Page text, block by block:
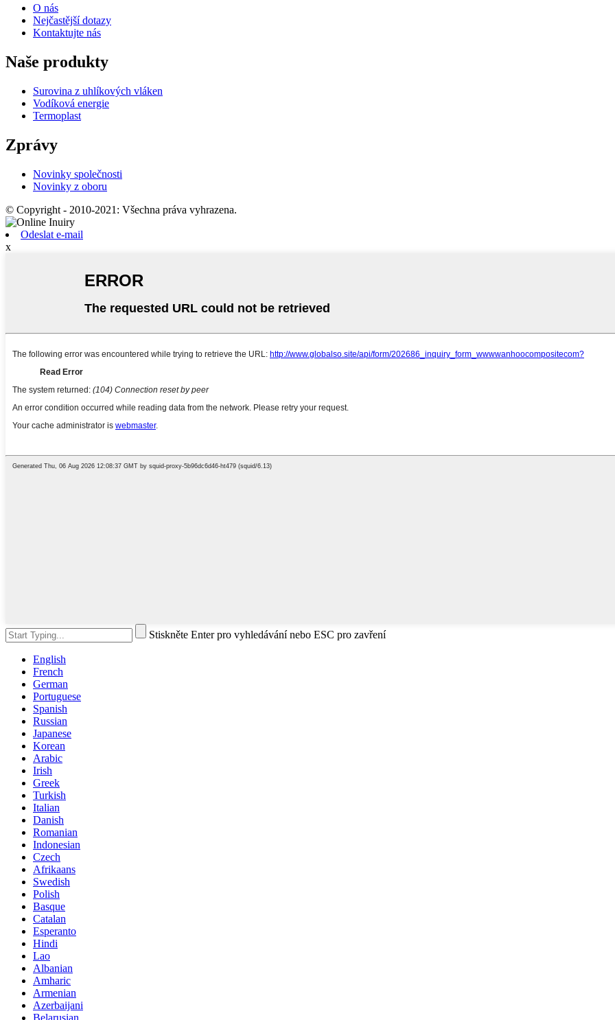
O nás
Nejčastější dotazy
Kontaktujte nás
Naše produkty
Surovina z uhlíkových vláken
Vodíková energie
Termoplast
Zprávy
Novinky společnosti
Novinky z oboru
© Copyright - 2010-2021: Všechna práva vyhrazena.
Odeslat e-mail
x
Stiskněte Enter pro vyhledávání nebo ESC pro zavření
English
French
German
Portuguese
Spanish
Russian
Japanese
Korean
Arabic
Irish
Greek
Turkish
Italian
Danish
Romanian
Indonesian
Czech
Afrikaans
Swedish
Polish
Basque
Catalan
Esperanto
Hindi
Lao
Albanian
Amharic
Armenian
Azerbaijani
Belarusian